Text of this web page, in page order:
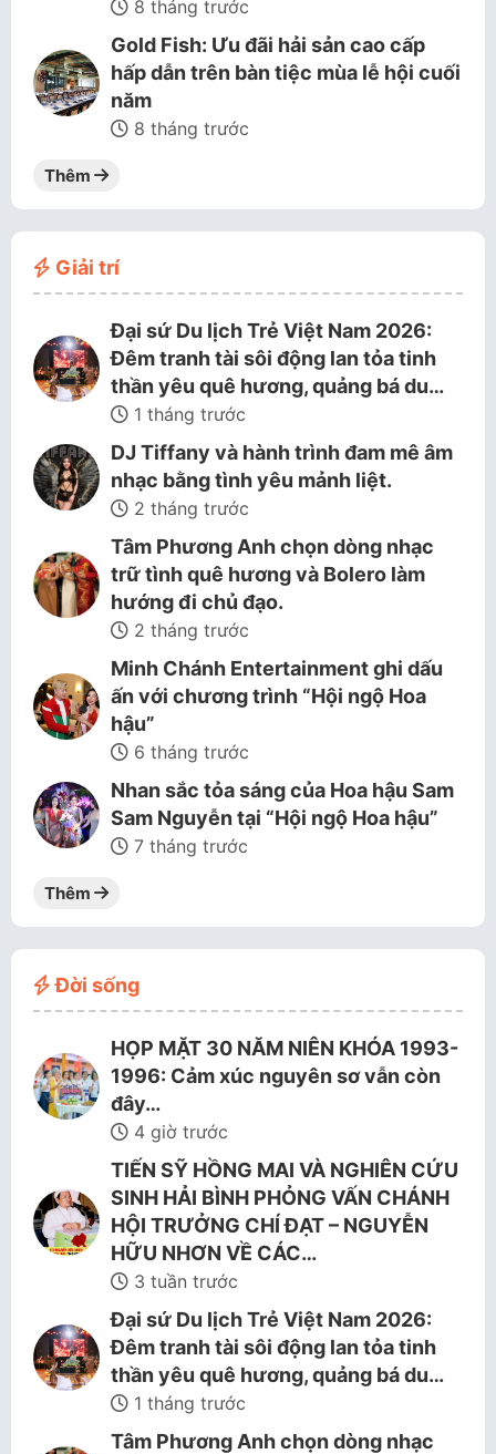
8 tháng trước
Gold Fish: Ưu đãi hải sản cao cấp
hấp dẫn trên bàn tiệc mùa lễ hội cuối
năm
8 tháng trước
Thêm
Giải trí
Đại sứ Du lịch Trẻ Việt Nam 2026:
Đêm tranh tài sôi động lan tỏa tinh
thần yêu quê hương, quảng bá du…
1 tháng trước
DJ Tiffany và hành trình đam mê âm
nhạc bằng tình yêu mảnh liệt.
2 tháng trước
Tâm Phương Anh chọn dòng nhạc
trữ tình quê hương và Bolero làm
hướng đi chủ đạo.
2 tháng trước
Minh Chánh Entertainment ghi dấu
ấn với chương trình “Hội ngộ Hoa
hậu”
6 tháng trước
Nhan sắc tỏa sáng của Hoa hậu Sam
Sam Nguyễn tại “Hội ngộ Hoa hậu”
7 tháng trước
Thêm
Đời sống
HỌP MẶT 30 NĂM NIÊN KHÓA 1993-
1996: Cảm xúc nguyên sơ vẫn còn
đây…
4 giờ trước
TIẾN SỸ HỒNG MAI VÀ NGHIÊN CỨU
SINH HẢI BÌNH PHỎNG VẤN CHÁNH
HỘI TRƯỞNG CHÍ ĐẠT – NGUYỄN
HỮU NHƠN VỀ CÁC…
3 tuần trước
Đại sứ Du lịch Trẻ Việt Nam 2026:
Đêm tranh tài sôi động lan tỏa tinh
thần yêu quê hương, quảng bá du…
1 tháng trước
Tâm Phương Anh chọn dòng nhạc